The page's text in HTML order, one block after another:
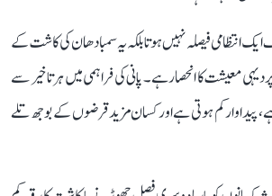
ایک انتظامی فیصلہ نہیں ہوتا بلکہ یہ سمبا دھان کی کاشت کے
معیشت کا انحصار ہے۔ پانی کی فراہمی میں ہر تاخیر سے
پیداوار کم ہوتی ہے اور کسان مزید قرضوں کے بوجھ تلے